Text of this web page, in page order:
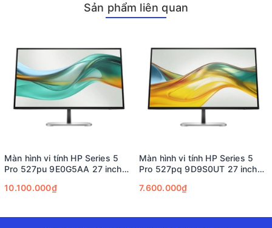
mang đến hình ảnh sắc nét, màu sắc trung thực và góc nhìn
bảo vệ mắt tối đa khi làm việc lâu dài. Với tốc độ làm mới 60Hz,
thời gian đáp ứng 5ms và các cổng kết nối VGA, HDMI 1.4, sản
phẩm mang đến trải nghiệm ổn định, linh hoạt và thoải mái.
Đem lại cảm giác tuyệt vời như chính vẻ ngoài của nó
Sản phẩm liên quan
Màn hình vi tính HP Series 5
Pro 527pu 9E0G5AA 27 inch
10.100.000₫
Màn hình vi tính HP Series 5
Pro 527pq 9D9S0UT 27 inch
7.600.000₫